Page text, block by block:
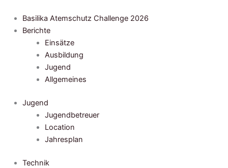
Inhalt
springen
Basilika Atemschutz Challenge 2026
Berichte
Einsätze
Ausbildung
Jugend
Allgemeines
Jugend
Jugendbetreuer
Location
Jahresplan
Technik